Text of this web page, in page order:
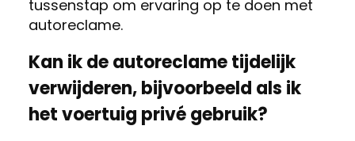
tussenstap om ervaring op te doen met
autoreclame.
Kan ik de autoreclame tijdelijk
verwijderen, bijvoorbeeld als ik
het voertuig privé gebruik?